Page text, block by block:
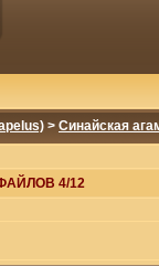
> Синайская
4/12